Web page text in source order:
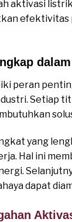
aktivasi
efektivitas
peran
Setiap
yang
Hal ini
dapat